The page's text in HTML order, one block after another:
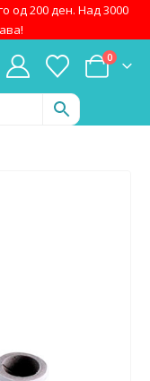
од 200 ден. Над 3000
0